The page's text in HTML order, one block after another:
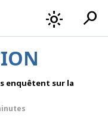
light_mode search
enquêtent sur la